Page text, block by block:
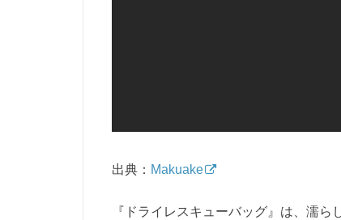
出典： Makuake
『ドライレスキューバッグ』は、濡